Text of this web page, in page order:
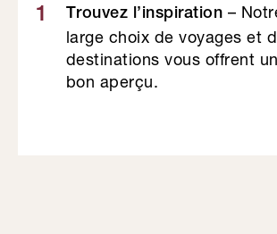
1 Trouvez l’inspiration –
large choix de voyages et
destinations vous offrent un
bon aperçu.